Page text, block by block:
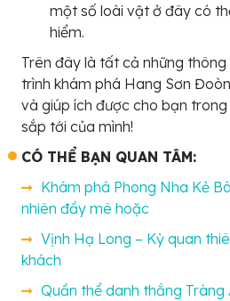
một số loài vật ở đây có
hiểm.
Trên đây là tất cả những
trình khám phá Hang Sơn
và giúp ích được cho bạn
sắp tới của mình!
CÓ THỂ BẠN QUAN TÂM:
Khám phá Phong Nha Kẻ
nhiên đầy mê hoặc
Vịnh Hạ Long – Kỳ quan
khách
Quần thể danh thắng Tràng